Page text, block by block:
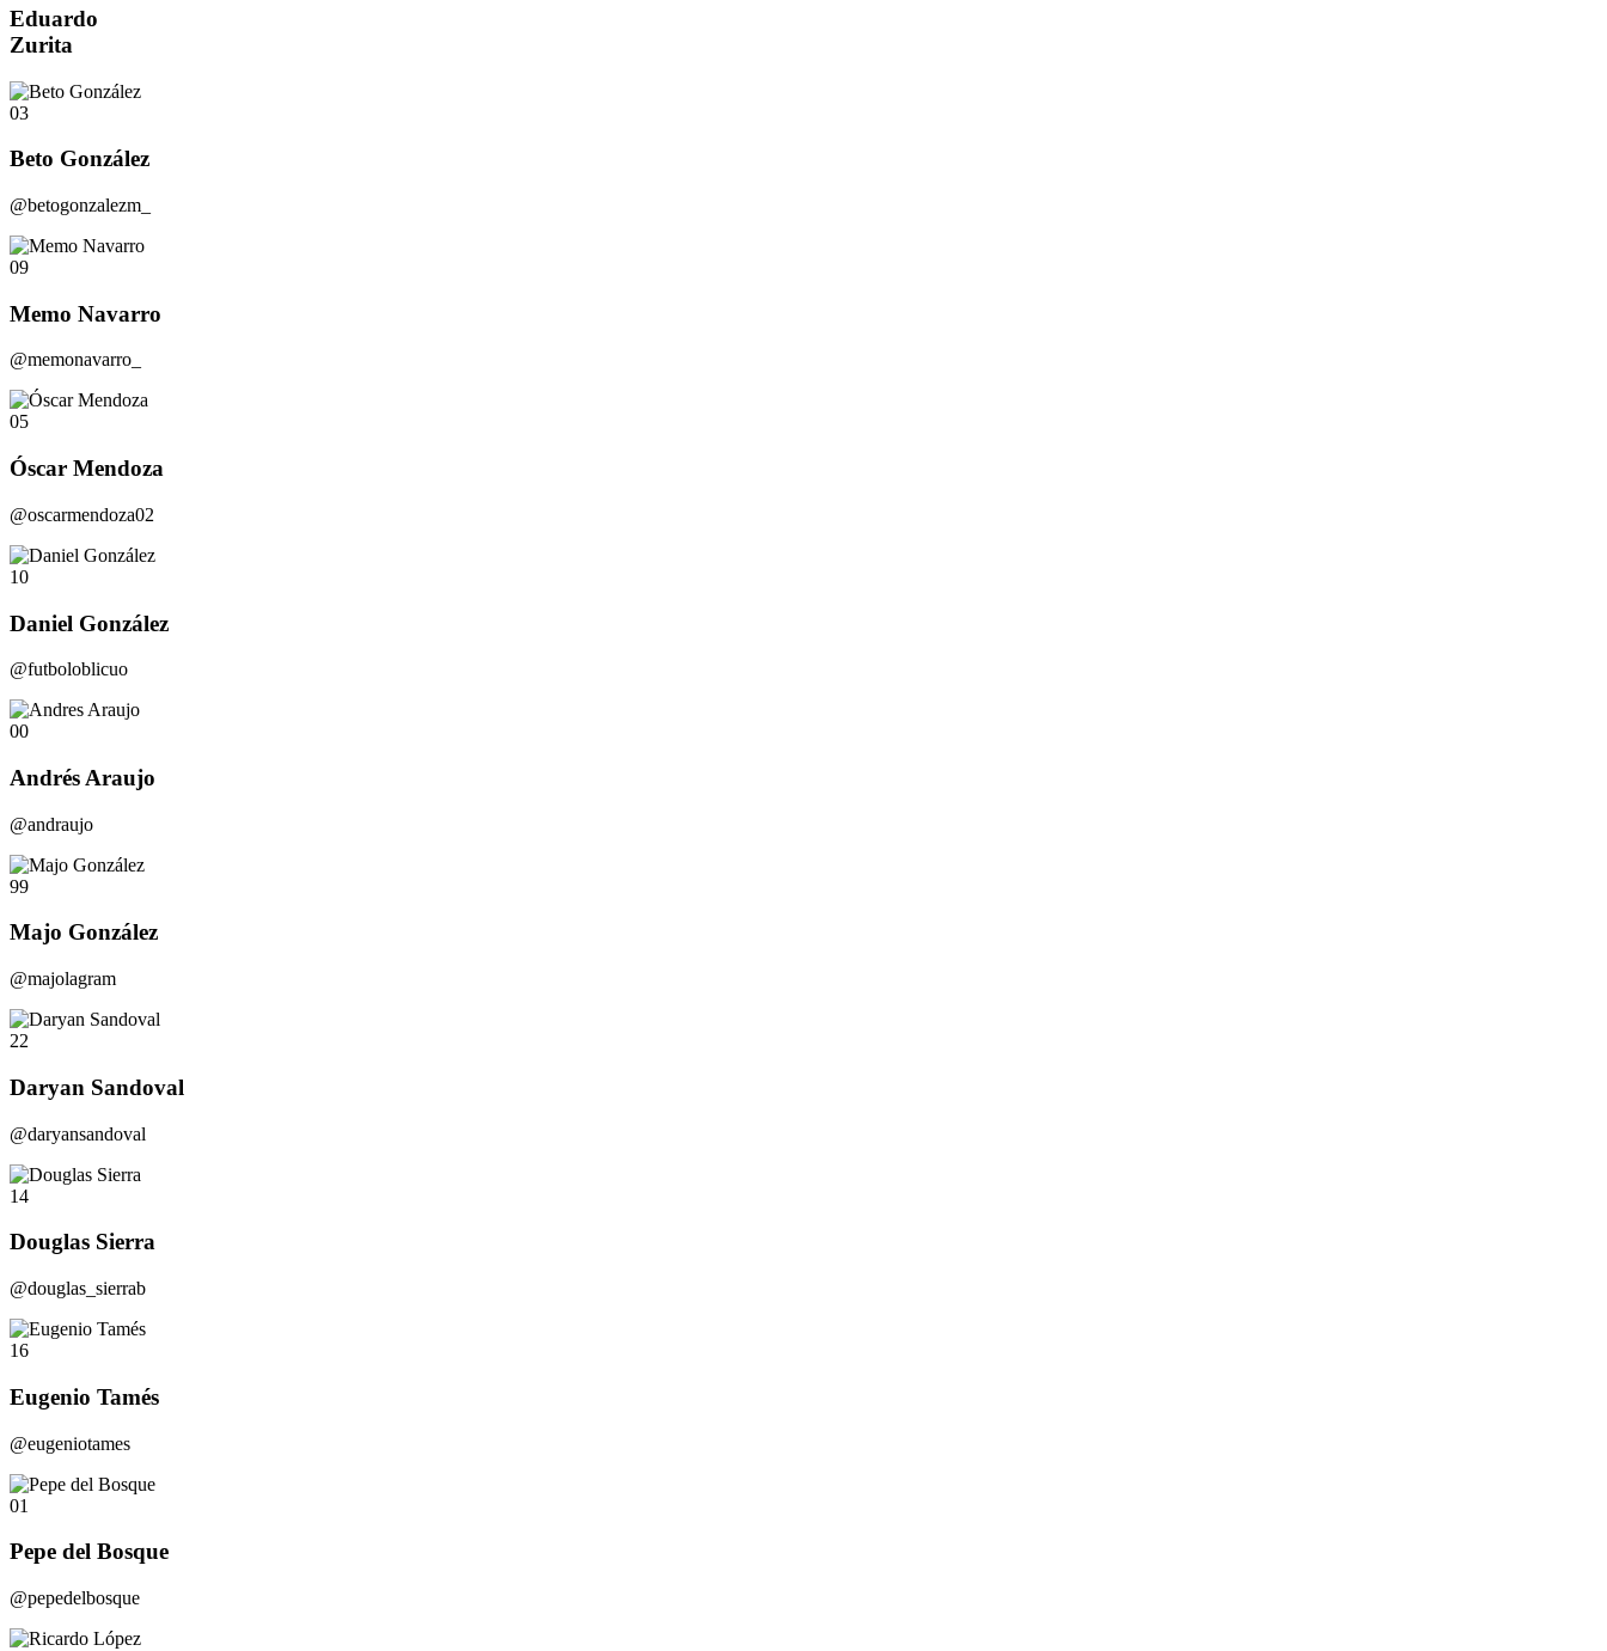
Eduardo
Zurita
03
Beto González
@betogonzalezm_
09
Memo Navarro
@memonavarro_
05
Óscar Mendoza
@oscarmendoza02
10
Daniel González
@futboloblicuo
00
Andrés Araujo
@andraujo
99
Majo González
@majolagram
22
Daryan Sandoval
@daryansandoval
14
Douglas Sierra
@douglas_sierrab
16
Eugenio Tamés
@eugeniotames
01
Pepe del Bosque
@pepedelbosque